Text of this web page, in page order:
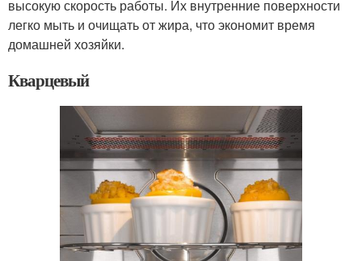
высокую скорость работы. Их внутренние поверхности
легко мыть и очищать от жира, что экономит время
домашней хозяйки.
Кварцевый